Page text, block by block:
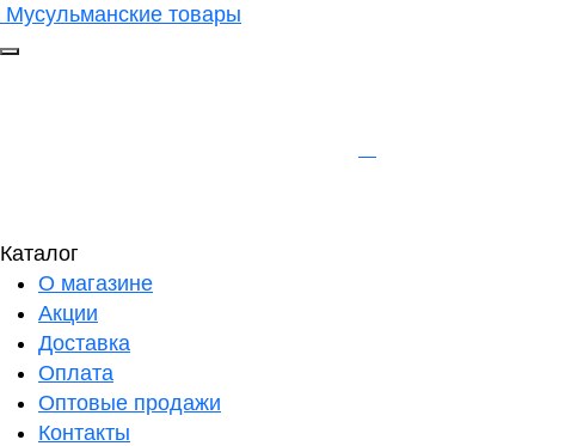
Мусульманские товары
Каталог
О магазине
Акции
Доставка
Оплата
Оптовые продажи
Контакты